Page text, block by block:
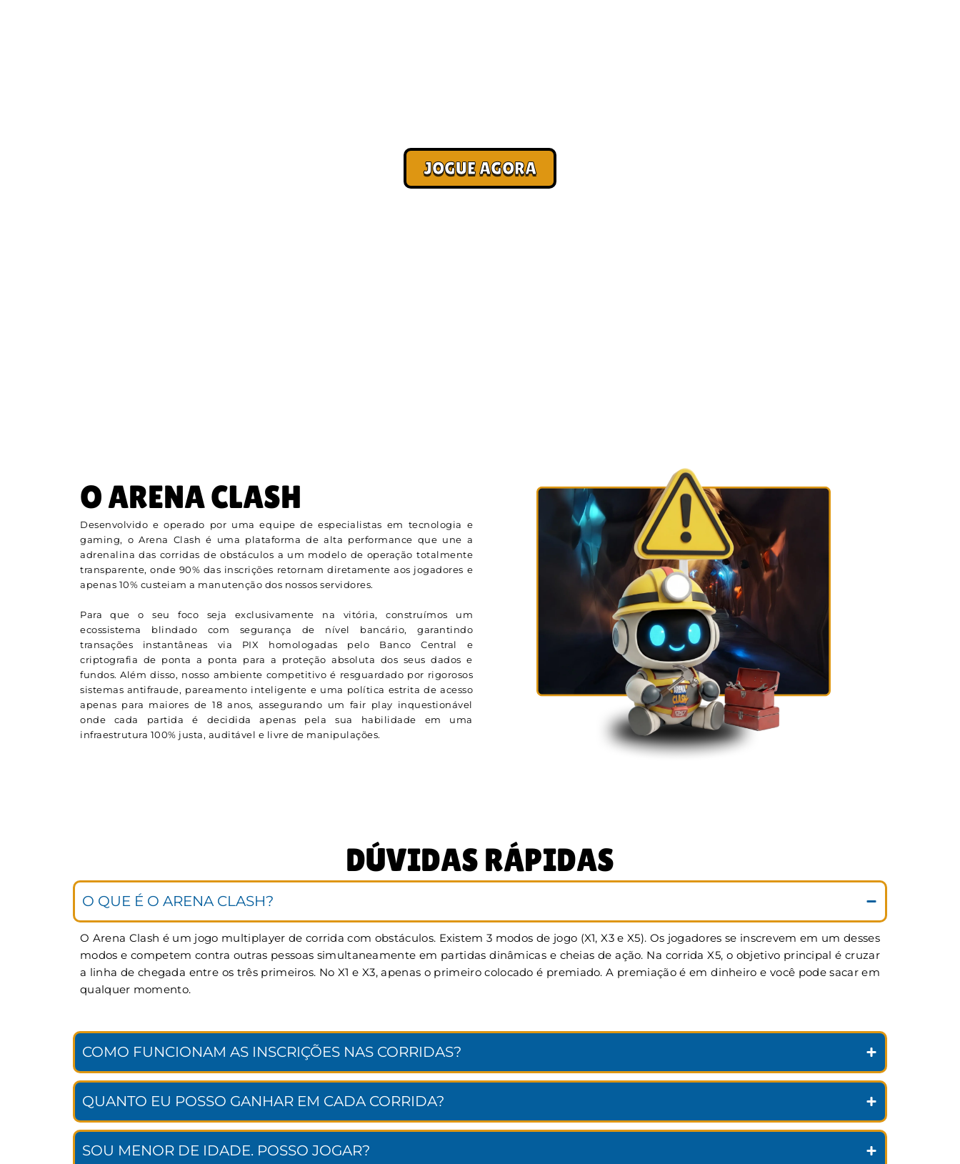
JOGUE AGORA
O ARENA CLASH
Desenvolvido e operado por uma equipe de especialistas em tecnologia e
gaming, o Arena Clash é uma plataforma de alta performance que une a
adrenalina das corridas de obstáculos a um modelo de operação totalmente
transparente, onde 90% das inscrições retornam diretamente aos jogadores e
apenas 10% custeiam a manutenção dos nossos servidores.
Para que o seu foco seja exclusivamente na vitória, construímos um
ecossistema blindado com segurança de nível bancário, garantindo
transações instantâneas via PIX homologadas pelo Banco Central e
criptografia de ponta a ponta para a proteção absoluta dos seus dados e
fundos. Além disso, nosso ambiente competitivo é resguardado por rigorosos
sistemas antifraude, pareamento inteligente e uma política estrita de acesso
apenas para maiores de 18 anos, assegurando um fair play inquestionável
onde cada partida é decidida apenas pela sua habilidade em uma
infraestrutura 100% justa, auditável e livre de manipulações.
DÚVIDAS RÁPIDAS
O QUE É O ARENA CLASH?
O Arena Clash é um jogo multiplayer de corrida com obstáculos. Existem 3 modos de jogo (X1, X3 e X5). Os jogadores se inscrevem em um desses
modos e competem contra outras pessoas simultaneamente em partidas dinâmicas e cheias de ação. Na corrida X5, o objetivo principal é cruzar
a linha de chegada entre os três primeiros. No X1 e X3, apenas o primeiro colocado é premiado. A premiação é em dinheiro e você pode sacar em
qualquer momento.
COMO FUNCIONAM AS INSCRIÇÕES NAS CORRIDAS?
QUANTO EU POSSO GANHAR EM CADA CORRIDA?
SOU MENOR DE IDADE. POSSO JOGAR?